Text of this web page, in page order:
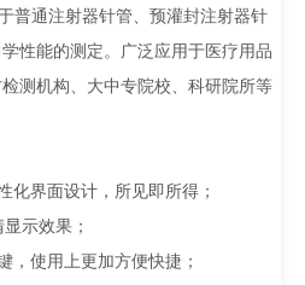
普通注射器针管、预灌封注射器针
性能的测定。广泛应用于医疗用品
测机构、大中专院校、科研院所等
化界面设计，所见即所得；
示效果；
，使用上更加方便快捷；